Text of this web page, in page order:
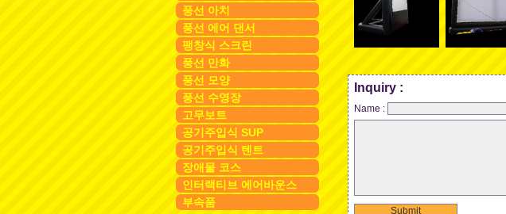
풍선 아치
풍선 에어 댄서
팽창식 스크린
풍선 만화
풍선 모양
풍선 수영장
고무보트
공기주입식 SUP
공기주입식 텐트
장애물 코스
인터랙티브 에어바운스
부속품
Inquiry :
Name :
Submit